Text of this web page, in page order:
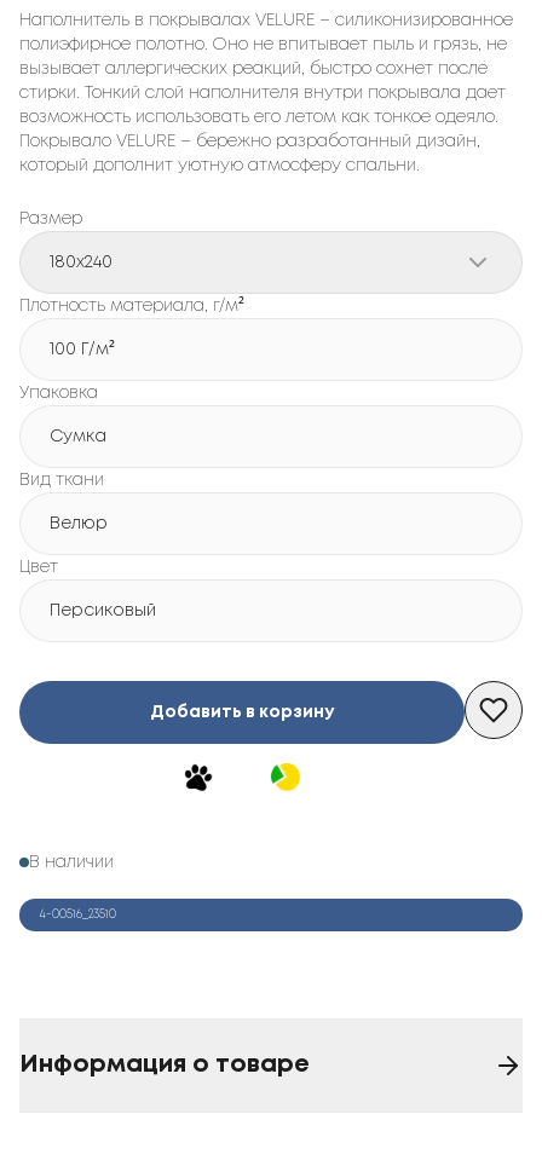
Наполнитель в покрывалах VELURE – силиконизированное
полиэфирное полотно. Оно не впитывает пыль и грязь, не
вызывает аллергических реакций, быстро сохнет после
стирки. Тонкий слой наполнителя внутри покрывала дает
возможность использовать его летом как тонкое одеяло.
Покрывало VELURE – бережно разработанный дизайн,
который дополнит уютную атмосферу спальни.
Размер
180x240
Плотность материала, г/м²
100 Г/м²
Упаковка
Сумка
Вид ткани
Велюр
Цвет
Персиковый
Добавить в корзину
В наличии
4-00516_23510
Информация о товаре